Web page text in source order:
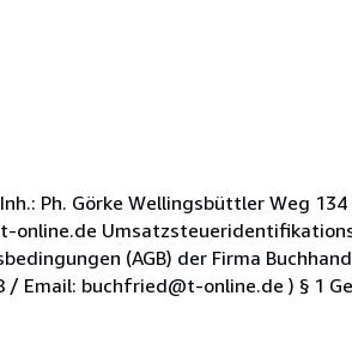
Ph. Görke Wellingsbüttler Weg
online.de
(AGB) der Firma
/ Email: buchfried@t-online.de ) § 1